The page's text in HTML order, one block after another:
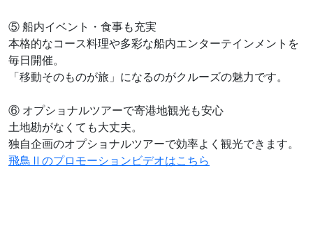
⑤ 船内イベント・食事も充実
本格的なコース料理や多彩な船内エンターテインメントを
毎日開催。
「移動そのものが旅」になるのがクルーズの魅力です。
⑥ オプショナルツアーで寄港地観光も安心
土地勘がなくても大丈夫。
独自企画のオプショナルツアーで効率よく観光できます。
飛鳥Ⅱのプロモーションビデオはこちら